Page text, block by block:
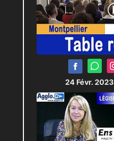
24 Févr. 2023